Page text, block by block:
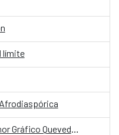
límite
Premio Iberoamericano de Humor Gráfico Quevedos 2025